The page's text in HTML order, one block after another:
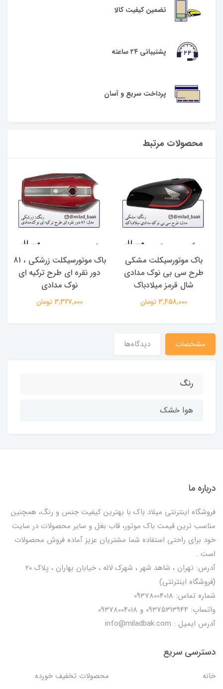
تضمین کیفیت کالا
پشتیبانی ۲۴ ساعته
پرداخت سریع و آسان
محصولات مرتبط
باک موتورسیکلت مشکی
طرح سی بی نوک مدادی
شال قرمز میلادباک
3,458,000 تومان
باک موتورسیکلت زرشکی ، 81
دور نقره ای طرح ترکیه ای
نوک مدادی
3,327,000 تومان
مشخصات دیدگاه‌ها
رنگ
هوا خشک
درباره ما
فروشگاه اینترنتی میلاد باک با بهترین کیفیت جنس و رنگ، همچنین
مناسب ترین قیمت باک موتور، قاب بغل و سایر محصولات در سایت
خود برای راحتی استفاده شما مشتریان عزیز آماده فروش محصولات
است .
آدرس: تهران ، شاهد شهر ، شهرک لاله ، خیابان بهاران ، پلاک ۲۰
(فروشگاه اینترنتی)
شماره تماس: 09378004018
واتساپ: 09375313944 و 09378004018
آدرس ایمیل : info@miladbak.com
دسترسی سریع
خانه
محصولات تخفیف خورده